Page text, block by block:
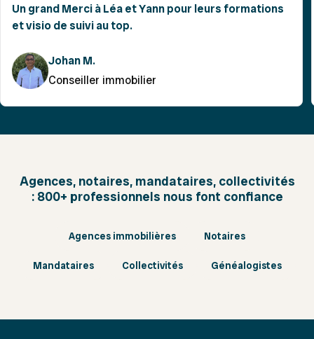
Un grand Merci à Léa et Yann pour leurs formations
et visio de suivi au top.
Johan M.
Conseiller immobilier
Agences, notaires, mandataires, collectivités
: 800+ professionnels nous font confiance
Agences immobilières Notaires
Mandataires Collectivités Généalogistes